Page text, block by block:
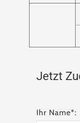
Jetzt
Ihr Name*: